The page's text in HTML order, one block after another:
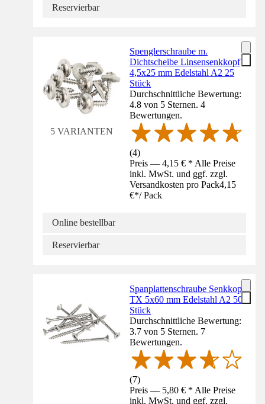
Reservierbar
5 VARIANTEN
Spenglerschraube m.
Dichtscheibe Linsensenkkopf
4,5x25 mm Edelstahl A2 25
Stück
Durchschnittliche Bewertung:
4.8 von 5 Sternen. 4
Bewertungen.
(4)
Preis — 4,15 € * Alle Preise
inkl. MwSt. und ggf. zzgl.
Versandkosten pro Pack4,15
€*/ Pack
Online bestellbar
Reservierbar
Spanplattenschraube Senkkopf
TX 5x60 mm Edelstahl A2 50
Stück
Durchschnittliche Bewertung:
3.7 von 5 Sternen. 7
Bewertungen.
(7)
Preis — 5,80 € * Alle Preise
inkl. MwSt. und ggf. zzgl.